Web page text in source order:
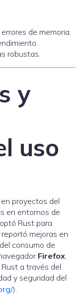
de memoria.
robustas.
y
uso
proyectos del
en entornos de
Rust para
mejoras en
consumo de
Firefox,
a través del
y seguridad del
).